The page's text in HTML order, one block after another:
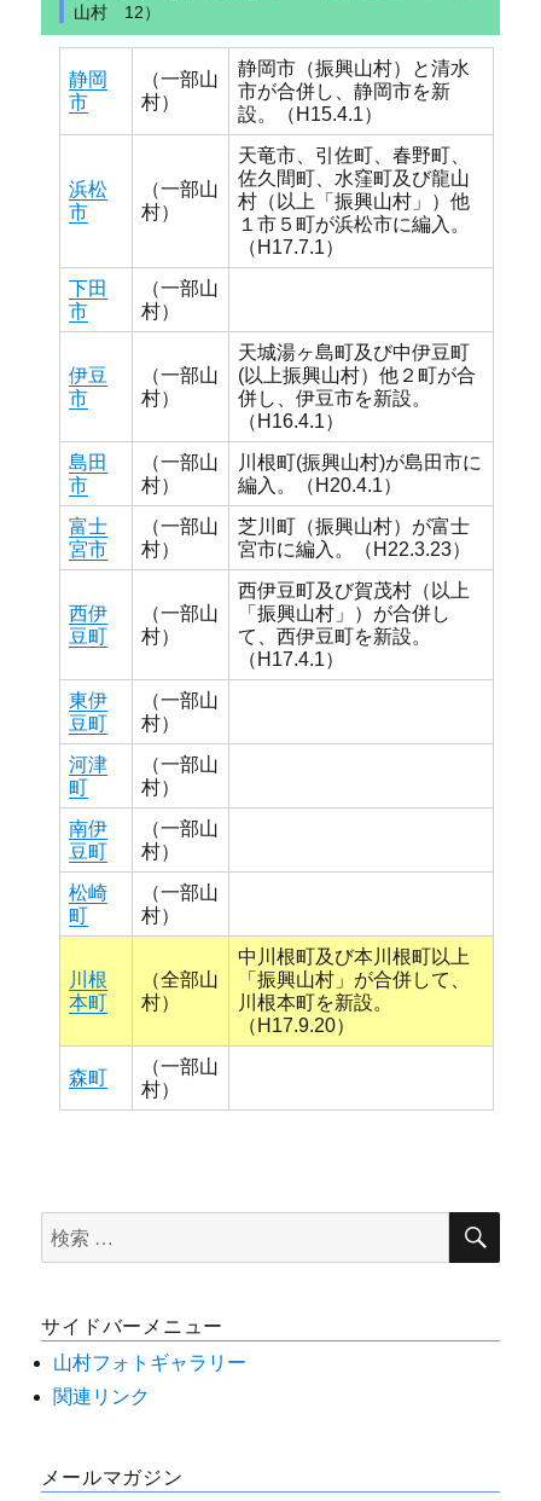
山村 12）
静岡
市
（一部山
村）
静岡市（振興山村）と清水
市が合併し、静岡市を新
設。（H15.4.1）
浜松
市
（一部山
村）
天竜市、引佐町、春野町、
佐久間町、水窪町及び龍山
村（以上「振興山村」）他
１市５町が浜松市に編入。
（H17.7.1）
下田
市
（一部山
村）
伊豆
市
（一部山
村）
天城湯ヶ島町及び中伊豆町
(以上振興山村）他２町が合
併し、伊豆市を新設。
（H16.4.1）
島田
市
（一部山
村）
川根町(振興山村)が島田市に
編入。（H20.4.1）
富士
宮市
（一部山
村）
芝川町（振興山村）が富士
宮市に編入。（H22.3.23）
西伊
豆町
（一部山
村）
西伊豆町及び賀茂村（以上
「振興山村」）が合併し
て、西伊豆町を新設。
（H17.4.1）
東伊
豆町
（一部山
村）
河津
町
（一部山
村）
南伊
豆町
（一部山
村）
松崎
町
（一部山
村）
川根
本町
（全部山
村）
中川根町及び本川根町以上
「振興山村」が合併して、
川根本町を新設。
（H17.9.20）
森町
（一部山
村）
検
索
象:
検
サイドバーメニュー
山村フォトギャラリー
関連リンク
メールマガジン